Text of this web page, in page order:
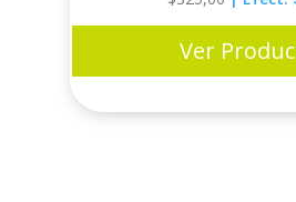
Ver